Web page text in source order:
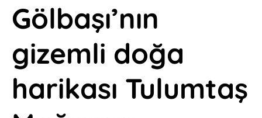
Gölbaşı’nın
gizemli doğa
harikası Tulumtaş